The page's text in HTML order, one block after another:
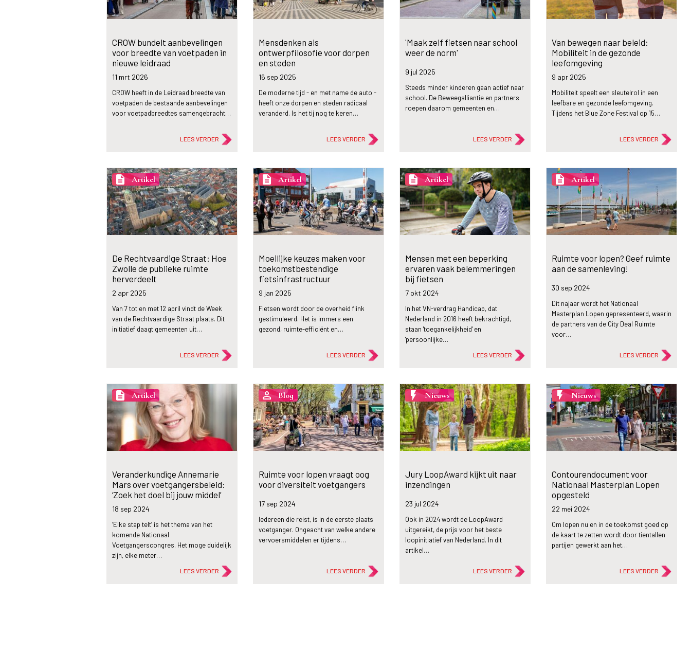
CROW bundelt aanbevelingen
voor breedte van voetpaden in
nieuwe leidraad
11 mrt 2026
CROW heeft in de Leidraad breedte van
voetpaden de bestaande aanbevelingen
voor voetpadbreedtes samengebracht…
LEES VERDER
Mensdenken als
ontwerpfilosofie voor dorpen
en steden
16 sep 2025
De moderne tijd - en met name de auto -
heeft onze dorpen en steden radicaal
veranderd. Is het tij nog te keren…
LEES VERDER
'Maak zelf fietsen naar school
weer de norm'
9 jul 2025
Steeds minder kinderen gaan actief naar
school. De Beweegalliantie en partners
roepen daarom gemeenten en…
LEES VERDER
Van bewegen naar beleid:
Mobiliteit in de gezonde
leefomgeving
9 apr 2025
Mobiliteit speelt een sleutelrol in een
leefbare en gezonde leefomgeving.
Tijdens het Blue Zone Festival op 15…
LEES VERDER
description Artikel
De Rechtvaardige Straat: Hoe
Zwolle de publieke ruimte
herverdeelt
2 apr 2025
Van 7 tot en met 12 april vindt de Week
van de Rechtvaardige Straat plaats. Dit
initiatief daagt gemeenten uit…
LEES VERDER
description Artikel
Moeilijke keuzes maken voor
toekomstbestendige
fietsinfrastructuur
9 jan 2025
Fietsen wordt door de overheid flink
gestimuleerd. Het is immers een
gezond, ruimte-efficiënt en…
LEES VERDER
description Artikel
Mensen met een beperking
ervaren vaak belemmeringen
bij fietsen
7 okt 2024
In het VN-verdrag Handicap, dat
Nederland in 2016 heeft bekrachtigd,
staan 'toegankelijkheid' en
'persoonlijke…
LEES VERDER
description Artikel
Ruimte voor lopen? Geef ruimte
aan de samenleving!
30 sep 2024
Dit najaar wordt het Nationaal
Masterplan Lopen gepresenteerd, waarin
de partners van de City Deal Ruimte
voor…
LEES VERDER
description Artikel
Veranderkundige Annemarie
Mars over voetgangersbeleid:
‘Zoek het doel bij jouw middel’
18 sep 2024
‘Elke stap telt’ is het thema van het
komende Nationaal
Voetgangerscongres. Het moge duidelijk
zijn, elke meter…
LEES VERDER
person_outline Blog
Ruimte voor lopen vraagt oog
voor diversiteit voetgangers
17 sep 2024
Iedereen die reist, is in de eerste plaats
voetganger. Ongeacht van welke andere
vervoersmiddelen er tijdens…
LEES VERDER
flash_on Nieuws
Jury LoopAward kijkt uit naar
inzendingen
23 jul 2024
Ook in 2024 wordt de LoopAward
uitgereikt, de prijs voor het beste
loopinitiatief van Nederland. In dit
artikel…
LEES VERDER
flash_on Nieuws
Contourendocument voor
Nationaal Masterplan Lopen
opgesteld
22 mei 2024
Om lopen nu en in de toekomst goed op
de kaart te zetten wordt door tientallen
partijen gewerkt aan het…
LEES VERDER